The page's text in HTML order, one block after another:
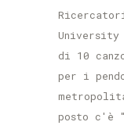
University
di 10
per i
posto c'è